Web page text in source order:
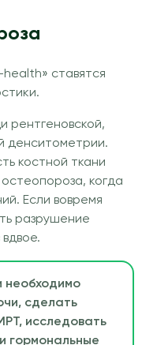
ставятся
рентгеновской,
денситометрии.
костной ткани
когда
Если вовремя
разрушение
необходимо
сделать
исследовать
гормональные